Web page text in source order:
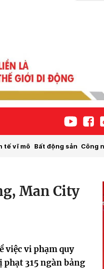
tế vĩ mô Bất động sản Công
Man City
việc vi phạm quy
phạt 315 ngàn bảng